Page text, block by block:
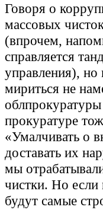
Говоря о
массовых
(впрочем,
справляется
управления), но
мириться не
прокуратуре
«Умалчивать о
доставать их
мы
чистки. Но если
будут самые